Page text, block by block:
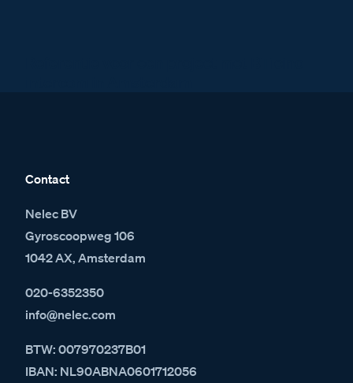
Contact
Nelec BV
Gyroscoopweg 106
1042 AX, Amsterdam
020-6352350
info@nelec.com
BTW: 007970237B01
IBAN: NL90ABNA0601712056